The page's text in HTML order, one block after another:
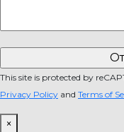
This site is protected by
Privacy Policy and Terms of
×